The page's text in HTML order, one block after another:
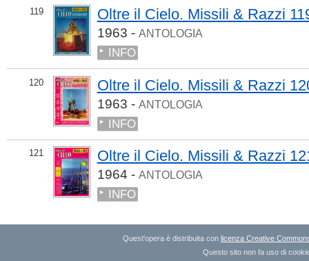
119 Oltre il Cielo. Missili & Razzi
1963 - ANTOLOGIA
INFO
120 Oltre il Cielo. Missili & Razzi
1963 - ANTOLOGIA
INFO
121 Oltre il Cielo. Missili & Razzi
1964 - ANTOLOGIA
INFO
Quest'opera è distribuita con licenza Creative
Questo sito non fa uso di